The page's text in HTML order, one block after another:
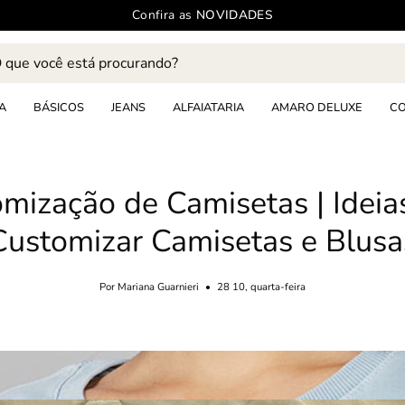
Confira as NOVIDADES
BÁSICOS JEANS ALFAIATARIA AMARO DELUXE
de Camisetas |
Camisetas e
Por Mariana Guarnieri 28 10, quarta-feira